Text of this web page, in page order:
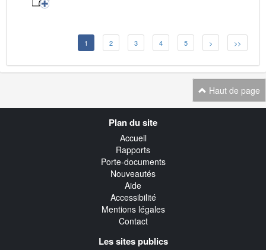
1 2 3 4 5 > >>
Haut de page
Plan du site
Accueil
Rapports
Porte-documents
Nouveautés
Aide
Accessibilité
Mentions légales
Contact
Les sites publics